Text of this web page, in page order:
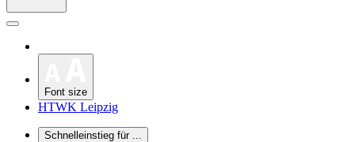
Font size
HTWK Leipzig
Schnelleinstieg für ...